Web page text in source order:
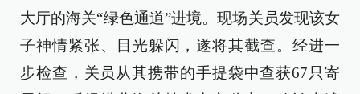
大厅的海关“绿色通道”进境。现场关员发现该女
子神情紧张、目光躲闪，遂将其截查。经进一
步检查，关员从其携带的手提袋中查获67只寄